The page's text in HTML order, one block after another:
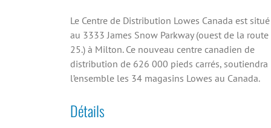
Le Centre de Distribution Lowes Canada est situé
au 3333 James Snow Parkway (ouest de la route
25.) à Milton. Ce nouveau centre canadien de
distribution de 626 000 pieds carrés, soutiendra
l’ensemble les 34 magasins Lowes au Canada.
Détails